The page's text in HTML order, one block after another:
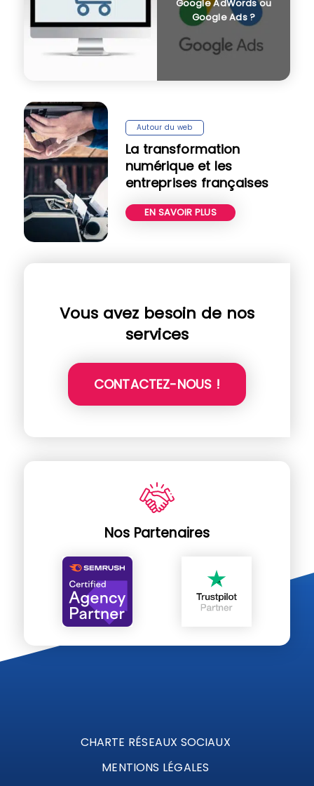
Google AdWords ou
Google Ads ?
Autour du web
La transformation
numérique et les
entreprises françaises
EN SAVOIR PLUS
Vous avez besoin de nos
services
CONTACTEZ-NOUS !
Nos Partenaires
CHARTE RÉSEAUX SOCIAUX
MENTIONS LÉGALES